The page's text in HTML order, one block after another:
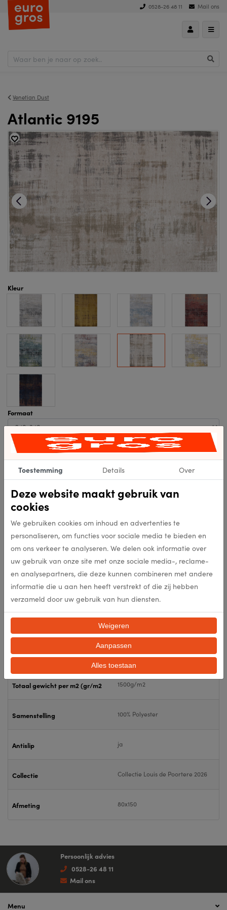
0528-26 48 11 Mail ons
Venetian Dust
Atlantic 9195
Kleur
Formaat
5-10 dagen levertijd
Specificaties
Artikelnummer
EAN 5420073371855
Kleur 9195
Punten per m2
Flatweave
Poolgewicht (gr/m2) 1500g/m2
Totaal gewicht per m2 (gr/m2 1500g/m2
Samenstelling 100% Polyester
Antislip ja
Collectie Collectie Louis de Poortere 2026
Afmeting 80x150
Persoonlijk advies
0528-26 48 11
Mail ons
Menu
Toestemming Details Over
Deze website maakt gebruik van
cookies
We gebruiken cookies om inhoud en advertenties te
personaliseren, om functies voor sociale media te bieden en
om ons verkeer te analyseren. We delen ook informatie over
uw gebruik van onze site met onze sociale media-, reclame-
en analysepartners, die deze kunnen combineren met andere
informatie die u aan hen heeft verstrekt of die zij hebben
verzameld door uw gebruik van hun diensten.
Weigeren
Aanpassen
Alles toestaan